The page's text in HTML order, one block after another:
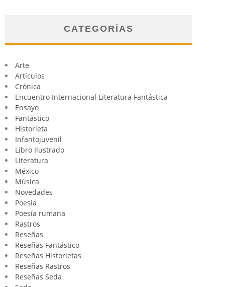
CATEGORÍAS
Arte
Artículos
Crónica
Encuentro Internacional Literatura Fantástica
Ensayo
Fantástico
Historieta
Infantojuvenil
Libro Ilustrado
Literatura
México
Música
Novedades
Poesia
Poesía rumana
Rastros
Reseñas
Reseñas Fantástico
Reseñas Historietas
Reseñas Rastros
Reseñas Seda